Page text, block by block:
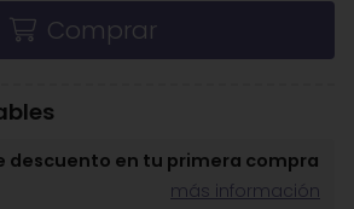
Comprar
descuento en tu primera compra
más información